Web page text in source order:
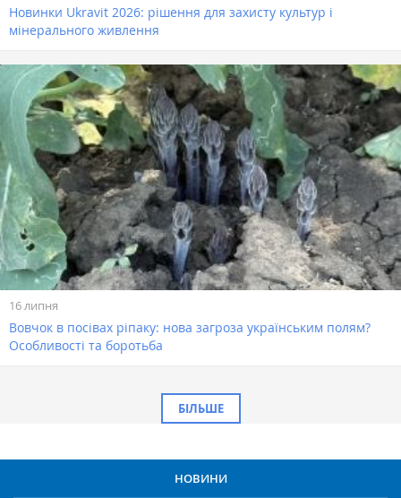
Новинки Ukravit 2026: рішення для захисту культур і
мінерального живлення
16 липня
Вовчок в посівах ріпаку: нова загроза українським полям?
Особливості та боротьба
БІЛЬШЕ
НОВИНИ